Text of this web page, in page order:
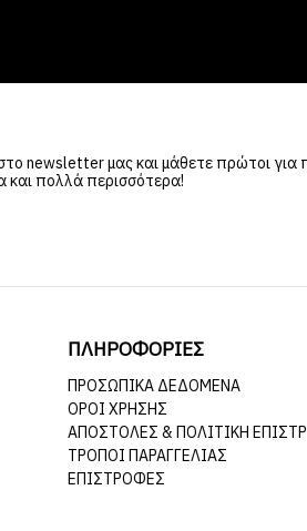
newsletter μας και μάθετε πρώτοι για
και πολλά περισσότερα!
ΠΛΗΡΟΦΟΡΙΕΣ
ΠΡΟΣΩΠΙΚΆ ΔΕΔΟΜΈΝΑ
ΌΡΟΙ ΧΡΉΣΗΣ
ΑΠΟΣΤΟΛΈΣ & ΠΟΛΙΤΙΚΉ
ΤΡΌΠΟΙ ΠΑΡΑΓΓΕΛΊΑΣ
ΕΠΙΣΤΡΟΦΈΣ